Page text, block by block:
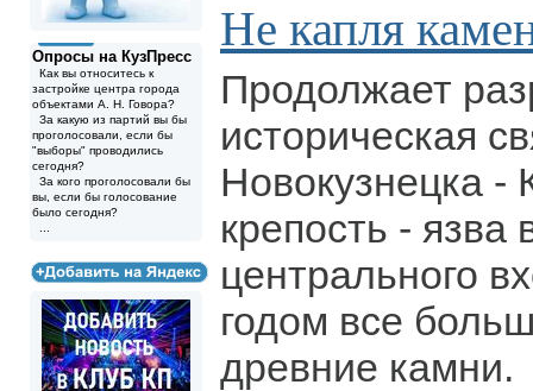
Опросы на КузПресс
Как вы относитесь к
застройке центра города
объектами А. Н. Говора?
За какую из партий вы бы
проголосовали, если бы
"выборы" проводились
сегодня?
За кого проголосовали бы
вы, если бы голосование
было сегодня?
Не капля
Продолжает
историческая
Новокузнецка -
крепость - язва
центрального
годом все
древние камни.